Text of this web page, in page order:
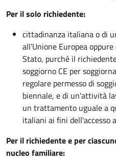
Per il solo richiedente:
cittadinanza italiana o di
all’Unione Europea
Stato, purché il
soggiorno CE per
regolare permesso di
biennale, e di un'attività
un trattamento uguale a
italiani ai fini dell'accesso
Per il richiedente e per
nucleo familiare: